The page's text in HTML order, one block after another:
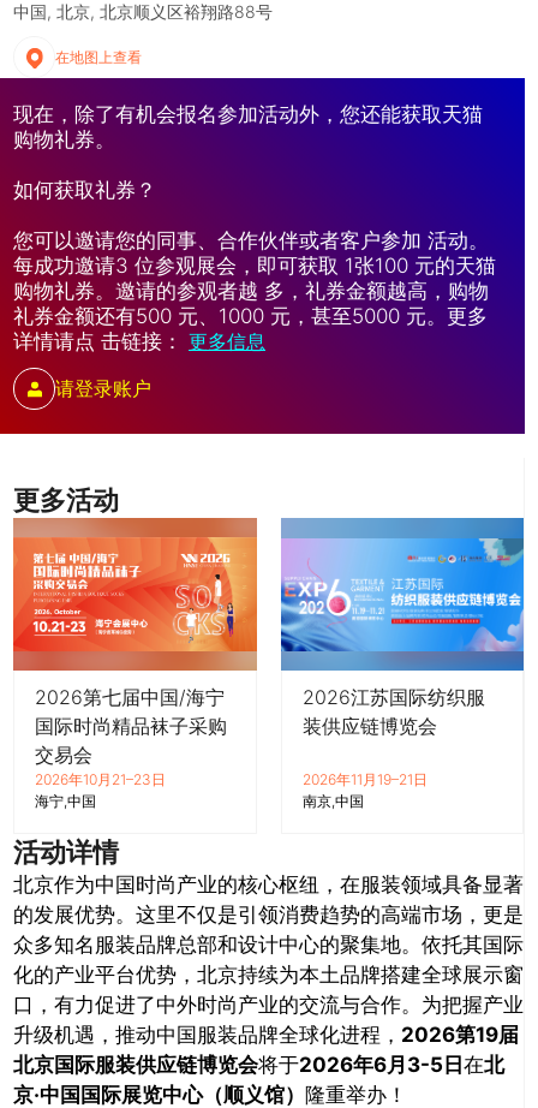
更多活动
2026第七届中国/海宁
国际时尚精品袜子采购
交易会
2026年10月21–23日
海宁 中国
2026江苏国际纺织服
装供应链博览会
2026年11月19–21日
南京 中国
活动详情
北京作为中国时尚产业的核心枢纽，在服装领域具备显著
的发展优势。这里不仅是引领消费趋势的高端市场，更是
众多知名服装品牌总部和设计中心的聚集地。依托其国际
化的产业平台优势，北京持续为本土品牌搭建全球展示窗
口，有力促进了中外时尚产业的交流与合作。为把握产业
升级机遇，推动中国服装品牌全球化进程， 2026第19届
北京国际服装供应链博览会将于2026年6月3-5日在北
京·中国国际展览中心（顺义馆） 隆重举办！
中国 北京 北京顺义区裕翔路88号
在地图上查看
现在，除了有机会报名参加活动外，您还能获取天猫
购物礼券。
如何获取礼券？
您可以邀请您的同事、合作伙伴或者客户参加 活动。
每成功邀请3 位参观展会，即可获取 1张100 元的天猫
购物礼券。邀请的参观者越 多，礼券金额越高，购物
礼券金额还有500 元、1000 元，甚至5000 元。更多
详情请点 击链接： 更多信息
请登录账户